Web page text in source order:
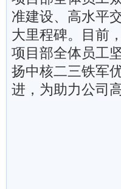
准建设、高水平
大里程碑。目前
项目部全体员工
扬中核二三铁军
进，为助力公司